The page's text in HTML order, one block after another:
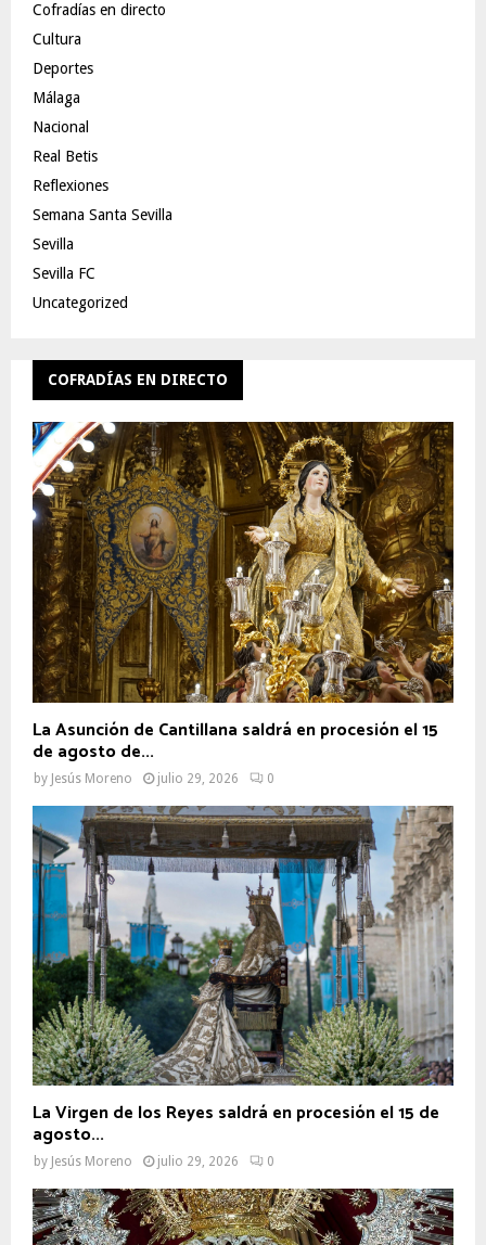
Cofradías en directo
Cultura
Deportes
Málaga
Nacional
Real Betis
Reflexiones
Semana Santa Sevilla
Sevilla
Sevilla FC
Uncategorized
COFRADÍAS EN DIRECTO
La Asunción de Cantillana saldrá en procesión el 15
de agosto de...
by Jesús Moreno julio 29, 2026 0
La Virgen de los Reyes saldrá en procesión el 15 de
agosto...
by Jesús Moreno julio 29, 2026 0